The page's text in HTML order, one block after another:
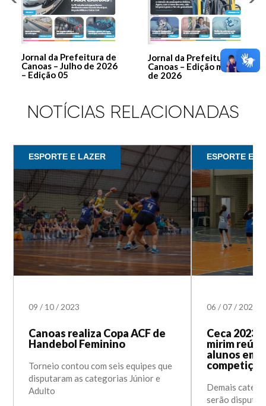
Jornal da Prefeitura de
Canoas – Julho de 2026
– Edição 05
Jornal da Prefeitura de
Canoas – Edição março
de 2026
NOTÍCIAS RELACIONADAS
ESPORTE E LAZER
09/ 10/2023
Canoas realiza Copa ACF de
Handebol Feminino
Torneio contou com seis equipes que
disputaram as categorias Júnior e
Adulto
ESPORTE E
06/07/2023
Ceca 2023:
mirim
alunos em
competição
Demais
serão